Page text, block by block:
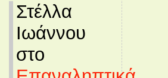
Στέλλα
Ιωάννου
στο